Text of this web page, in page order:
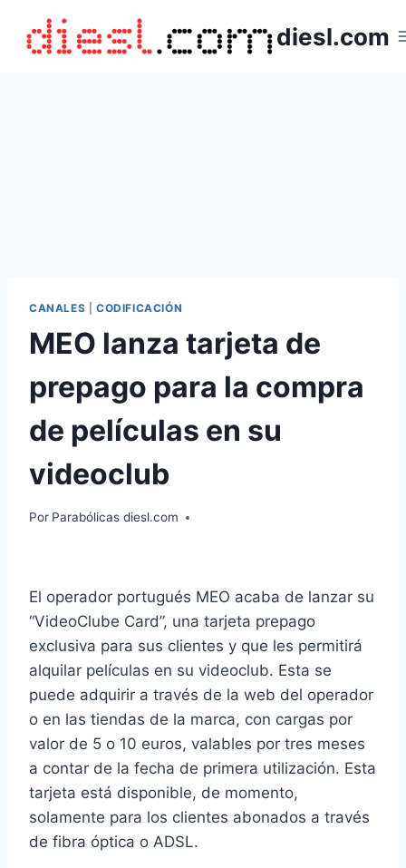
contenido
diesl.com
CANALES CODIFICACIÓN
MEO lanza tarjeta de
prepago para la compra
de películas en su
videoclub
Por Parabólicas diesl.com
El operador portugués MEO acaba de lanzar su
“VideoClube Card”, una tarjeta prepago
exclusiva para sus clientes y que les permitirá
alquilar películas en su videoclub. Esta se
puede adquirir a través de la web del operador
o en las tiendas de la marca, con cargas por
valor de 5 o 10 euros, valables por tres meses
a contar de la fecha de primera utilización. Esta
tarjeta está disponible, de momento,
solamente para los clientes abonados a través
de fibra óptica o ADSL.